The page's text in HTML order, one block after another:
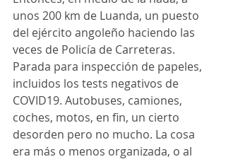
unos 200 km de Luanda, un puesto
del ejército angoleño haciendo las
veces de Policía de Carreteras.
Parada para inspección de papeles,
incluidos los tests negativos de
COVID19. Autobuses, camiones,
coches, motos, en fin, un cierto
desorden pero no mucho. La cosa
era más o menos organizada, o al